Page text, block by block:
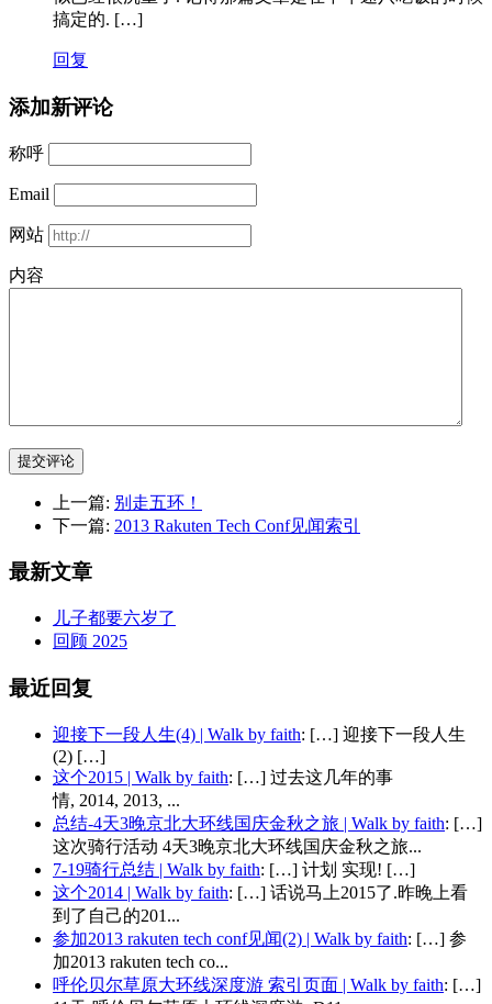
搞定的. […]
回复
添加新评论
称呼
Email
网站
内容
提交评论
上一篇: 别走五环！
下一篇: 2013 Rakuten Tech Conf见闻索引
最新文章
儿子都要六岁了
回顾 2025
最近回复
迎接下一段人生(4) | Walk by faith: […] 迎接下一段人生
(2) […]
这个2015 | Walk by faith: […] 过去这几年的事
情, 2014, 2013, ...
总结-4天3晚京北大环线国庆金秋之旅 | Walk by faith: […]
这次骑行活动 4天3晚京北大环线国庆金秋之旅...
7-19骑行总结 | Walk by faith: […] 计划 实现! […]
这个2014 | Walk by faith: […] 话说马上2015了.昨晚上看
到了自己的201...
参加2013 rakuten tech conf见闻(2) | Walk by faith: […] 参
加2013 rakuten tech co...
呼伦贝尔草原大环线深度游 索引页面 | Walk by faith: […]